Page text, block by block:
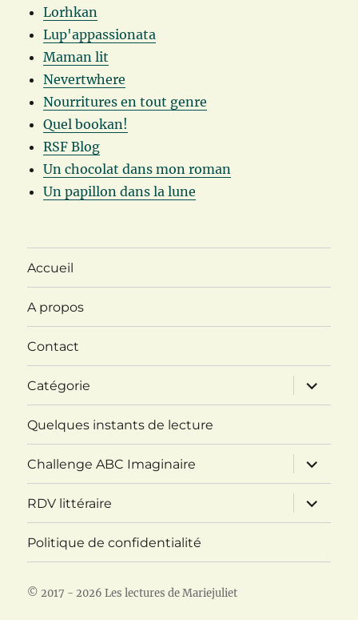
Lorhkan
Lup'appassionata
Maman lit
Nevertwhere
Nourritures en tout genre
Quel bookan!
RSF Blog
Un chocolat dans mon roman
Un papillon dans la lune
Accueil
A propos
Contact
Catégorie
ouvrir
le
sous-
Quelques instants de lecture
Challenge ABC Imaginaire
ouvrir
le
sous-
menu
RDV littéraire
ouvrir
le
sous-
Politique de confidentialité
© 2017 - 2026 Les lectures de Mariejuliet